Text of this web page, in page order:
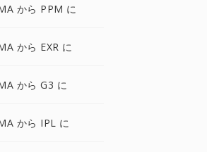
から PPM に
から EXR に
から G3 に
から IPL に